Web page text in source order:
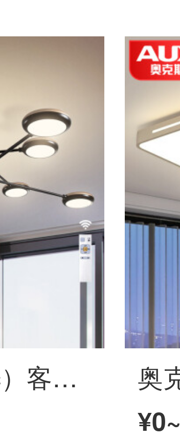
松下（Panasonic）客厅灯吊灯遥控現代简约卧室餐厅灯飾北欧网红客厅ランプ 悦萍 80瓦 HHLZ9610
¥0~